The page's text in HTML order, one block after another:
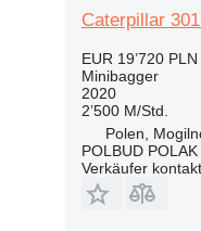
Caterpillar
EUR 19’720 PLN
Minibagger
2020
2’500 M/Std.
Polen,
POLBUD
Verkäufer